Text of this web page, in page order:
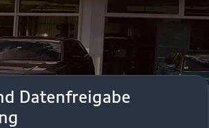
Datenfreigabe